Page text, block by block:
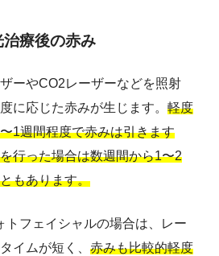
治療後の赤み
ーやCO2レーザーなどを照射
に応じた赤みが生じます。 軽度
1週間程度で赤みは引きます
行った場合は数週間から1〜2
もあります。
トフェイシャルの場合は、レー
イムが短く、 赤みも比較的軽度